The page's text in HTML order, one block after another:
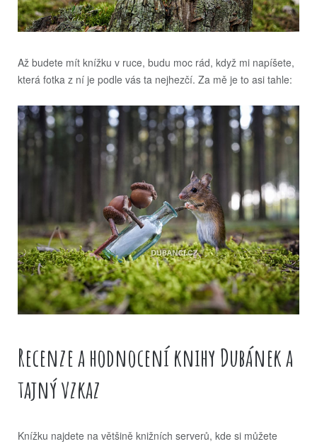
Až budete mít knížku v ruce, budu moc rád, když mi napíšete,
která fotka z ní je podle vás ta nejhezčí. Za mě je to asi tahle:
Recenze a hodnocení knihy Dubánek a
tajný vzkaz
Knížku najdete na většině knižních serverů, kde si můžete